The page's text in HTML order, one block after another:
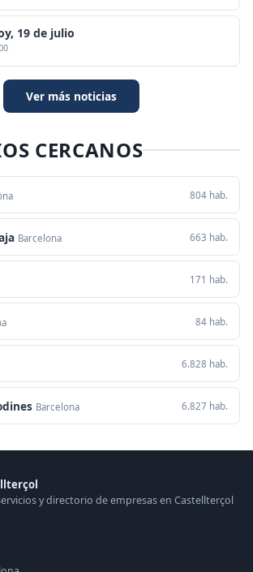
19 de julio
Ver más noticias
CERCANOS
804 hab.
Barcelona 663 hab.
171 hab.
84 hab.
6.828 hab.
Barcelona 6.827 hab.
y directorio de empresas en Castellterçol